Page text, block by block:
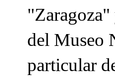
del Museo
particular